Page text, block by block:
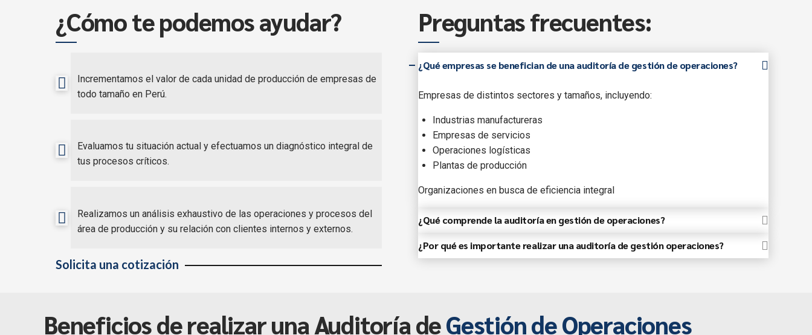
¿Cómo te podemos ayudar?
Incrementamos el valor de cada unidad de producción de empresas de
todo tamaño en Perú.
Evaluamos tu situación actual y efectuamos un diagnóstico integral de
tus procesos críticos.
Realizamos un análisis exhaustivo de las operaciones y procesos del
área de producción y su relación con clientes internos y externos.
Solicita una cotización
Preguntas frecuentes:
¿Qué empresas se benefician de una auditoría de gestión de operaciones?
Empresas de distintos sectores y tamaños, incluyendo:
Industrias manufactureras
Empresas de servicios
Operaciones logísticas
Plantas de producción
Organizaciones en busca de eficiencia integral
¿Qué comprende la auditoría en gestión de operaciones?
Planificación y programación operativa.
Estructura y funciones del área productiva
Evaluación de los procesos productivos
Gestión de Mantenimiento
¿Por qué es importante realizar una auditoría de gestión operaciones?
Fortalece el control interno y la gestión de riesgos, reduciendo la probabilidad
Beneficios de realizar una Auditoría deGestión de Operaciones